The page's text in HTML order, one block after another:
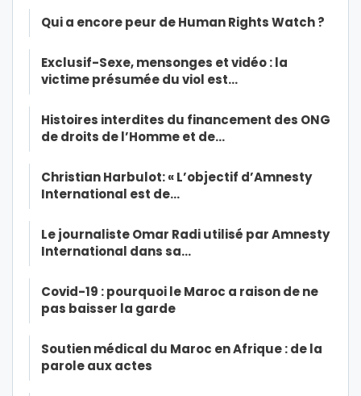
Qui a encore peur de Human Rights Watch ?
Exclusif-Sexe, mensonges et vidéo : la
victime présumée du viol est…
Histoires interdites du financement des ONG
de droits de l’Homme et de…
Christian Harbulot: « L’objectif d’Amnesty
International est de…
Le journaliste Omar Radi utilisé par Amnesty
International dans sa…
Covid-19 : pourquoi le Maroc a raison de ne
pas baisser la garde
Soutien médical du Maroc en Afrique : de la
parole aux actes